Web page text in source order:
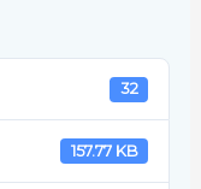
32
157.77 KB